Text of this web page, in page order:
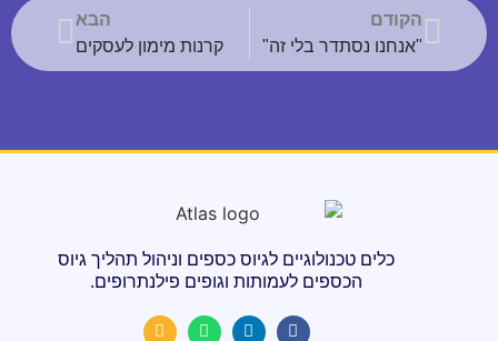
הקודם
"אנחנו נסתדר בלי זה"
הבא
קרנות מימון לעסקים
כלים טכנולוגיים לגיוס כספים וניהול תהליך גיוס
הכספים לעמותות וגופים פילנתרופים.